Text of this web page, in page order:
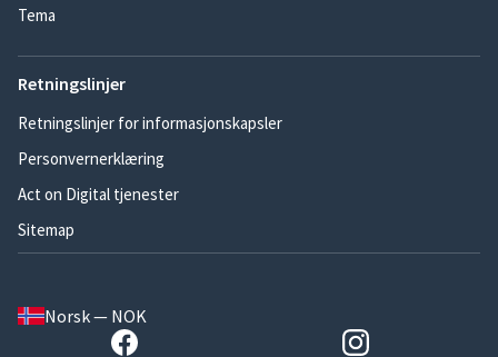
Tema
Retningslinjer
Retningslinjer for informasjonskapsler
Personvernerklæring
Act on Digital tjenester
Sitemap
Norsk — NOK